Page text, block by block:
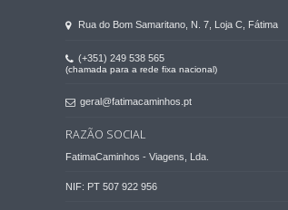
Rua do Bom Samaritano, N. 7, Loja C, Fátima
(+351) 249 538 565
(chamada para a rede fixa nacional)
geral@fatimacaminhos.pt
RAZÃO SOCIAL
FatimaCaminhos - Viagens, Lda.
NIF: PT 507 922 956